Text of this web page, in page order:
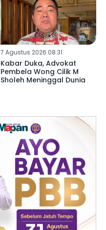
7 Agustus 2026 08:31
Kabar Duka, Advokat
Pembela Wong Cilik M
Sholeh Meninggal Dunia